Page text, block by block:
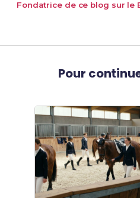
Fondatrice de ce blog sur le
Pour